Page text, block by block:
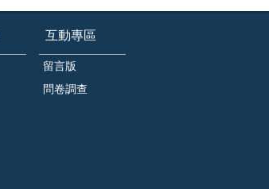
互動專區
留言版
問卷調查